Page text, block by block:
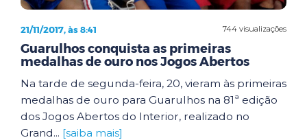
744 visualizações
21/11/2017, às 8:41
Guarulhos conquista as primeiras
medalhas de ouro nos Jogos Abertos
Na tarde de segunda-feira, 20, vieram às primeiras
medalhas de ouro para Guarulhos na 81ª edição
dos Jogos Abertos do Interior, realizado no
Grand... [saiba mais]